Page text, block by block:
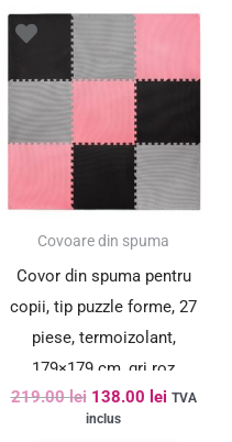
SUPER PREȚ!
Covoare din spuma
Covor din spuma pentru
copii, tip puzzle forme, 27
piese, termoizolant,
179×179 cm, gri roz
219.00lei
Prețul
fost:
219.00 lei.
138.00 lei
Prețul
138.00
TVA
inclus